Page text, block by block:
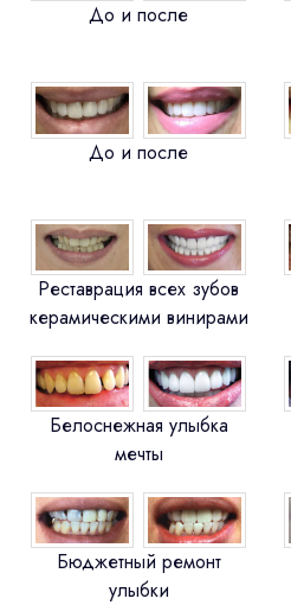
До и после
До и после
Реставрация всех зубов
керамическими винирами
Белоснежная улыбка
мечты
Бюджетный ремонт
улыбки